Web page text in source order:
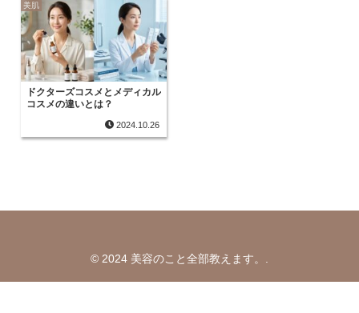
美肌
ドクターズコスメとメディカル
コスメの違いとは？
2024.10.26
© 2024 美容のこと全部教えます。.